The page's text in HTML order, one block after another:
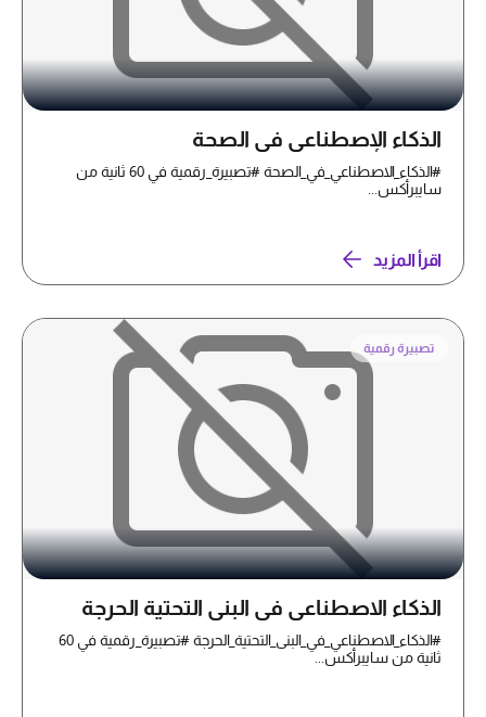
الذكاء الإصطناعي في الصحة
#الذكاء_الاصطناعي_في_الصحة #تصبيرة_رقمية في 60 ثانية من
سايبرأكس...
اقرأ المزيد
تصبيرة رقمية
الذكاء الاصطناعي في البنى التحتية الحرجة
#الذكاء_الاصطناعي_في_البنى_التحتية_الحرجة #تصبيرة_رقمية في 60
ثانية من سايبرأكس...